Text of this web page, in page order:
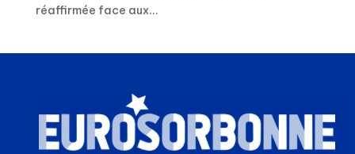
réaffirmée face aux...